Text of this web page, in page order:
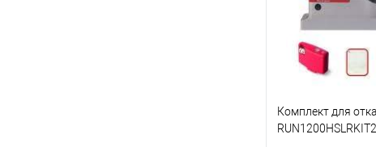
В избранное
Комплект для